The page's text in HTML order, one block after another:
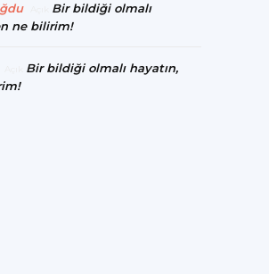
Bir bildiği olmalı
ne bilirim!
Bir bildiği olmalı hayatın,